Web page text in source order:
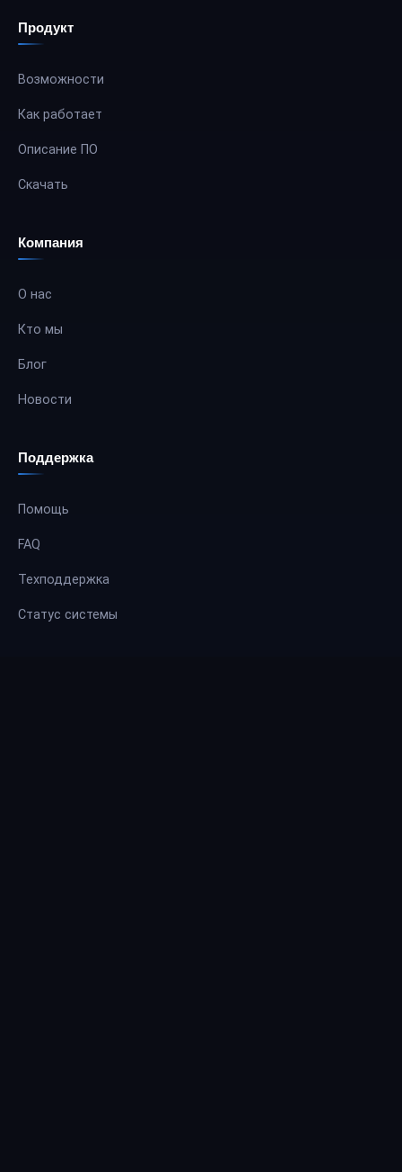
Продукт
Возможности
Как работает
Описание ПО
Скачать
Компания
О нас
Кто мы
Блог
Новости
Поддержка
Помощь
FAQ
Техподдержка
Статус системы